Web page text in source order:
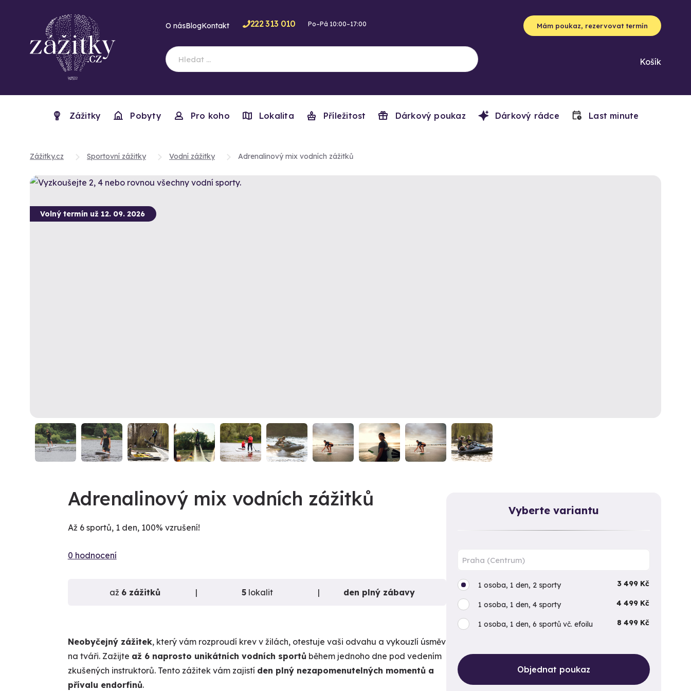
O násBlogKontakt 222 313 010 Po–Pá 10:00–17:00 Mám poukaz, rezervovat termín
Košík
Zážitky Pobyty Pro koho Lokalita Příležitost Dárkový poukaz Dárkový rádce Last minute
Zážitky.cz Sportovní zážitky Vodní zážitky Adrenalinový mix vodních zážitků
Volný termín už 12. 09. 2026
Vyberte variantu
1 osoba, 1 den, 2 sporty 3 499 Kč
1 osoba, 1 den, 4 sporty 4 499 Kč
1 osoba, 1 den, 6 sportů vč. efoilu 8 499 Kč
Objednat poukaz
Adrenalinový mix vodních zážitků
Až 6 sportů, 1 den, 100% vzrušení!
0 hodnocení
až 6 zážitků 5lokalit den plný zábavy
Neobyčejný zážitek, který vám rozproudí krev v žilách, otestuje vaši odvahu a vykouzlí úsměv
na tváři. Zažijte až 6 naprosto unikátních vodních sportůběhem jednoho dne pod vedením
zkušených instruktorů. Tento zážitek vám zajistí den plný nezapomenutelných momentů a
přívalu endorfinů.